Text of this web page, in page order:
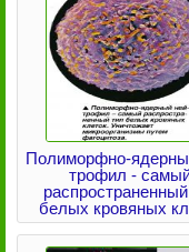
Полиморфно-
трофил -
белых кровяных